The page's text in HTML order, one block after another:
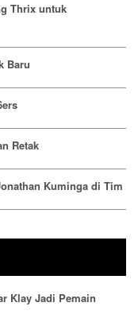
Thrix untuk
Baru
Retak
Kuminga di Tim
Klay Jadi Pemain